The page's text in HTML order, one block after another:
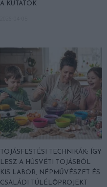
A KUTATÓK
TOJÁSFESTÉSI TECHNIKÁK: ÍGY
LESZ A HÚSVÉTI TOJÁSBÓL
KIS LABOR, NÉPMŰVÉSZET ÉS
CSALÁDI TÚLÉLŐPROJEKT